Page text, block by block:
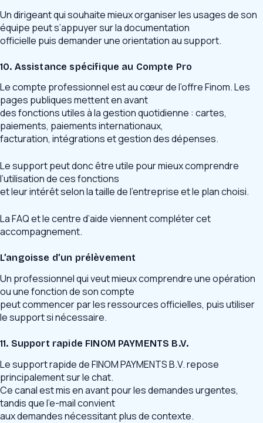
Un dirigeant qui souhaite mieux organiser les usages de son
équipe peut s’appuyer sur la documentation
officielle puis demander une orientation au support.
10. Assistance spécifique au Compte Pro
Le compte professionnel est au cœur de l’offre Finom. Les
pages publiques mettent en avant
des fonctions utiles à la gestion quotidienne : cartes,
paiements, paiements internationaux,
facturation, intégrations et gestion des dépenses.
Le support peut donc être utile pour mieux comprendre
l’utilisation de ces fonctions
et leur intérêt selon la taille de l’entreprise et le plan choisi.
La FAQ et le centre d’aide viennent compléter cet
accompagnement.
L’angoisse d’un prélèvement
Un professionnel qui veut mieux comprendre une opération
ou une fonction de son compte
peut commencer par les ressources officielles, puis utiliser
le support si nécessaire.
11. Support rapide FINOM PAYMENTS B.V.
Le support rapide de FINOM PAYMENTS B.V. repose
principalement sur le chat.
Ce canal est mis en avant pour les demandes urgentes,
tandis que l’e-mail convient
aux demandes nécessitant plus de contexte.